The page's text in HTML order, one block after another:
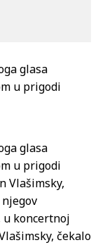
glasa
u prigodi
glasa
u prigodi
Vlašimsky,
u koncertnoj
čekalo